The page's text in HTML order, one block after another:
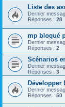
Liste des
Dernier
Réponses : 28
mp bloqué
Dernier
Réponses : 2
Scénarios
Dernier
Réponses : 3
Développer
Dernier
Réponses : 50